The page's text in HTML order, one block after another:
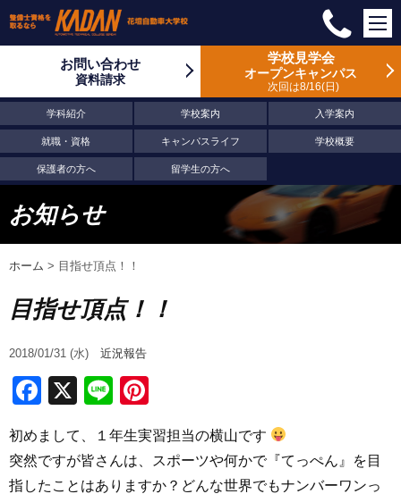
お問い合わせ
資料請求
学校見学会
オープンキャンパス
次回は8/16 日
学科紹介 学校案内 入学案内
就職・資格 キャンパスライフ 学校概要
保護者の方へ 留学生の方へ
お知らせ
ホーム > 目指せ頂点！！
目指せ頂点！！
2018/01/31 (水) 近況報告
Facebook
X Line
初めまして、１年生実習担当の横山です
突然ですが皆さんは、スポーツや何かで『てっぺん』を目
指したことはありますか？どんな世界でもナンバーワンっ